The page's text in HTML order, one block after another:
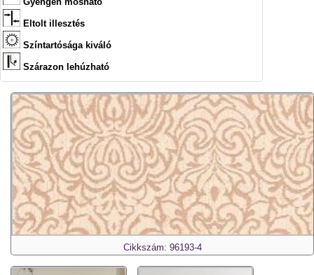
Eltolt illesztés
Színtartósága kiváló
Szárazon lehúzható
Cikkszám: 96193-4